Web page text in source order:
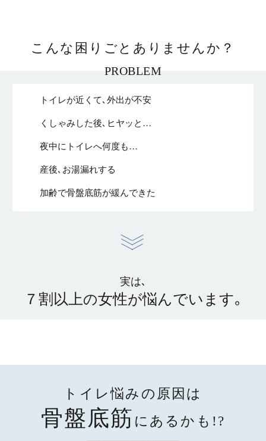
こんな困りごとありませんか？
PROBLEM
トイレが近くて､外出が不安
くしゃみした後､ヒヤッと…
夜中に トイレへ何度も…
産後､ お湯漏れする
加齢で骨盤底筋が緩んできた
実は､
７割以上の女性が悩んでいます｡
トイレ悩みの原因は
骨盤底筋 にあるかも!?